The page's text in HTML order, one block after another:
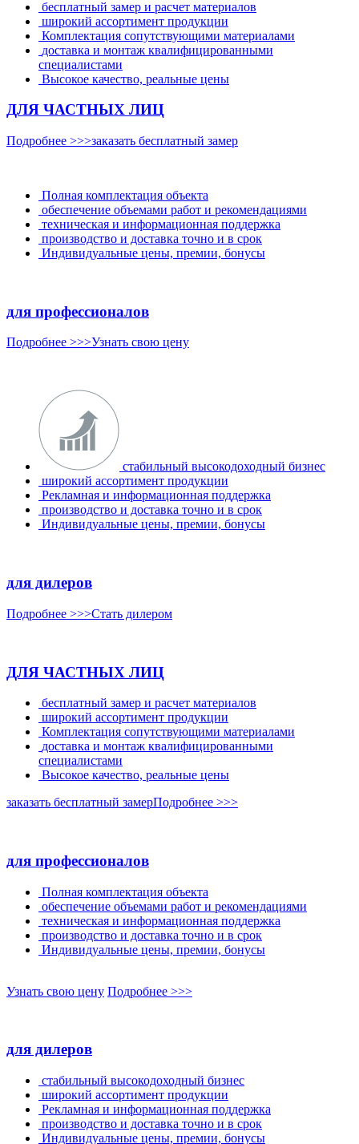
бесплатный замер и расчет материалов
широкий ассортимент продукции
Комплектация сопутствующими материалами
доставка и монтаж квалифицированными
специалистами
Высокое качество, реальные цены
ДЛЯ ЧАСТНЫХ ЛИЦ
Подробнее >>>заказать бесплатный замер
Полная комплектация объекта
обеспечение объемами работ и рекомендациями
техническая и информационная поддержка
производство и доставка точно и в срок
Индивидуальные цены, премии, бонусы
для професcионалов
Подробнее >>>Узнать свою цену
стабильный высокодоходный бизнес
широкий ассортимент продукции
Рекламная и информационная поддержка
производство и доставка точно и в срок
Индивидуальные цены, премии, бонусы
для дилеров
Подробнее >>>Стать дилером
ДЛЯ ЧАСТНЫХ ЛИЦ
бесплатный замер и расчет материалов
широкий аcсортимент продукции
Комплектация сопутствующими материалами
доставка и монтаж квалифицированными
специалистами
Высокое качество, реальные цены
заказать бесплатный замерПодробнее >>>
для професcионалов
Полная комплектация объекта
обеспечение объемами работ и рекомендациями
техническая и информационная поддержка
производство и доставка точно и в срок
Индивидуальные цены, премии, бонусы
Узнать свою цену Подробнее >>>
для дилеров
стабильный высокодоходный бизнес
широкий ассортимент продукции
Рекламная и информационная поддержка
производство и доставка точно и в срок
Индивидуальные цены, премии, бонусы